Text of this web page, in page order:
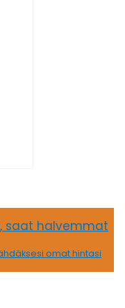
saat halvemmat
omat hintasi